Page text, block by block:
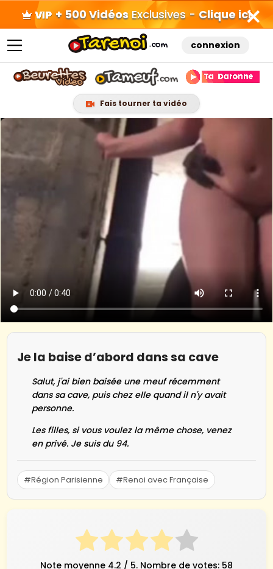
Skip
content
+ 500 Vidéos Exclusives - Clique ici
connexion
Fais tourner ta vidéo
Je la baise d’abord dans sa cave
Salut, j'ai bien baisée une meuf récemment
dans sa cave, puis chez elle quand il n'y avait
personne.
Les filles, si vous voulez la même chose, venez
en privé. Je suis du 94.
#Région Parisienne #Renoi avec Française
Note moyenne 4.2 / 5. Nombre de votes: 58